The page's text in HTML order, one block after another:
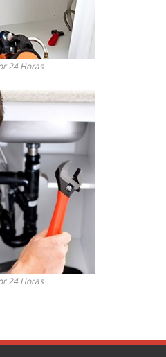
24 Horas
24 Horas